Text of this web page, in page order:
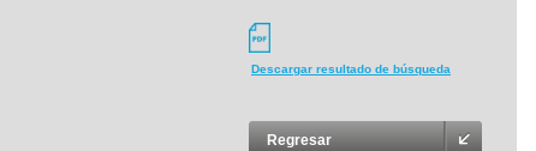
Descargar resultado de búsqueda
Regresar